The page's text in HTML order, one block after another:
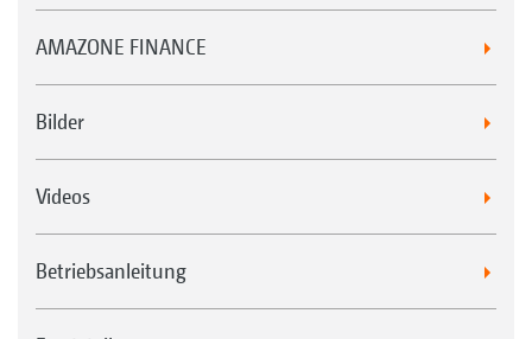
AMAZONE FINANCE
Bilder
Videos
Betriebsanleitung